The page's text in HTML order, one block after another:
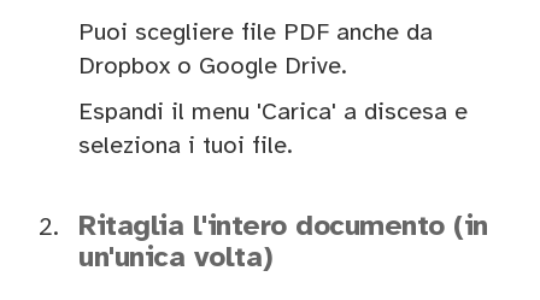
Puoi scegliere file PDF anche da
Dropbox o Google Drive.
Espandi il menu 'Carica' a discesa e
seleziona i tuoi file.
Ritaglia l'intero documento (in
un'unica volta)